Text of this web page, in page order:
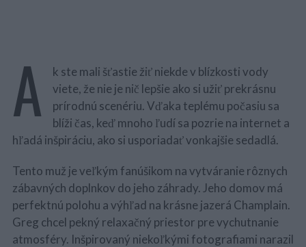
A
k ste mali šťastie žiť niekde v blízkosti vody
viete, že nie je nič lepšie ako si užiť prekrásnu
prírodnú scenériu. Vďaka teplému počasiu sa
blíži čas, keď mnoho ľudí sa pozrie na internet a
hľadá inšpiráciu, ako si usporiadať vonkajšie sedadlá.
Tento muž je veľkým fanúšikom na vytváranie rôznych
zábavných doplnkov do jeho záhrady. Jeho domov má
perfektnú polohu a výhľad na krásne jazerá Champlain.
Greg chcel pekný relaxačný priestor pre vychutnanie
atmosféry. Inšpirovaný niekoľkými fotografiami narazil